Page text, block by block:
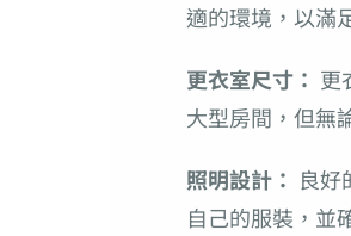
適的環境，以滿
更衣室尺寸： 更
大型房間，但無
照明設計： 良好
自己的服裝，並